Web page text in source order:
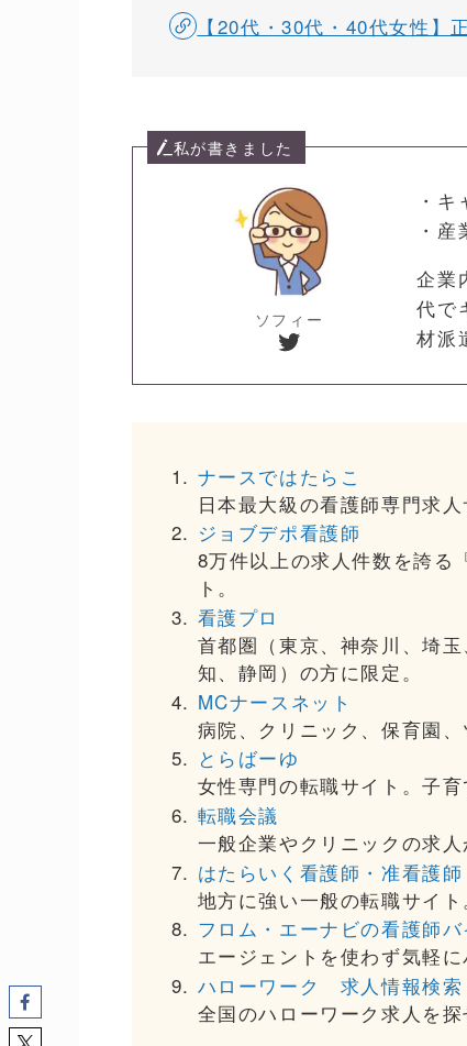
【20代・30代・40代女性】
私が書きました
ソフィー
Twitter
・
・
企業
代で
材派
ナースではたらこ
日本最大級の看護師専門求
ジョブデポ看護師
8万件以上の求人件数を誇る
ト。
看護プロ
首都圏（東京、神奈川、埼
知、静岡）の方に限定。
MCナースネット
病院、クリニック、保育園
とらばーゆ
女性専門の転職サイト。子育
転職会議
一般企業やクリニックの求人
はたらいく看護師・准看護師
地方に強い一般の転職サイト
フロム・エーナビの看護師バ
エージェントを使わず気軽に
ハローワーク 求人情報検索
全国のハローワーク求人を探